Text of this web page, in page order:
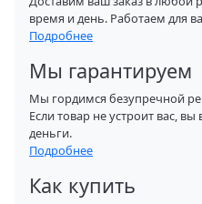
время и день. Работаем для
Подробнее
Мы гарантируем
Мы гордимся безупречной
Если товар не устроит вас,
деньги.
Подробнее
Как купить